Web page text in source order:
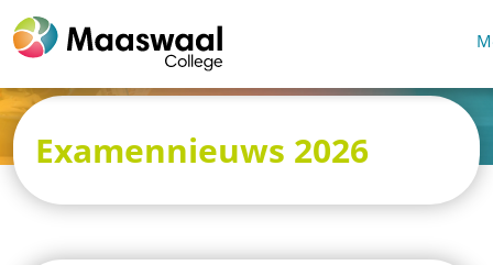
Examennieuws 2026